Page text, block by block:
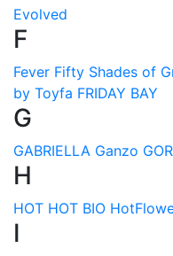
Evolved
F
Fever Fifty Shades of
by Toyfa FRIDAY BAY
G
GABRIELLA Ganzo
H
HOT HOT BIO
I